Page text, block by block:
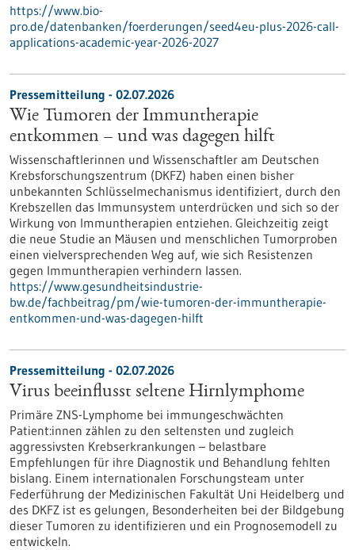
https://www.bio-
pro.de/datenbanken/foerderungen/seed4eu-plus-2026-call-
applications-academic-year-2026-2027
Pressemitteilung - 02.07.2026
Wie Tumoren der Immuntherapie
entkommen – und was dagegen hilft
Wissenschaftlerinnen und Wissenschaftler am Deutschen
Krebsforschungszentrum (DKFZ) haben einen bisher
unbekannten Schlüsselmechanismus identifiziert, durch den
Krebszellen das Immunsystem unterdrücken und sich so der
Wirkung von Immuntherapien entziehen. Gleichzeitig zeigt
die neue Studie an Mäusen und menschlichen Tumorproben
einen vielversprechenden Weg auf, wie sich Resistenzen
gegen Immuntherapien verhindern lassen.
https://www.gesundheitsindustrie-
bw.de/fachbeitrag/pm/wie-tumoren-der-immuntherapie-
entkommen-und-was-dagegen-hilft
Pressemitteilung - 02.07.2026
Virus beeinflusst seltene Hirnlymphome
Primäre ZNS-Lymphome bei immungeschwächten
Patient:innen zählen zu den seltensten und zugleich
aggressivsten Krebserkrankungen – belastbare
Empfehlungen für ihre Diagnostik und Behandlung fehlten
bislang. Einem internationalen Forschungsteam unter
Federführung der Medizinischen Fakultät Uni Heidelberg und
des DKFZ ist es gelungen, Besonderheiten bei der Bildgebung
dieser Tumoren zu identifizieren und ein Prognosemodell zu
entwickeln.